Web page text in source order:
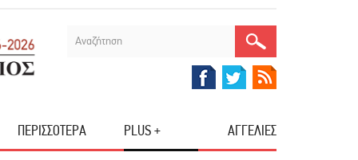
ΠΕΡΙΣΣΟΤΕΡΑ PLUS + ΑΓΓΕΛΙΕΣ